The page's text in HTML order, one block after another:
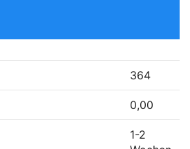
364
0,00
1-2